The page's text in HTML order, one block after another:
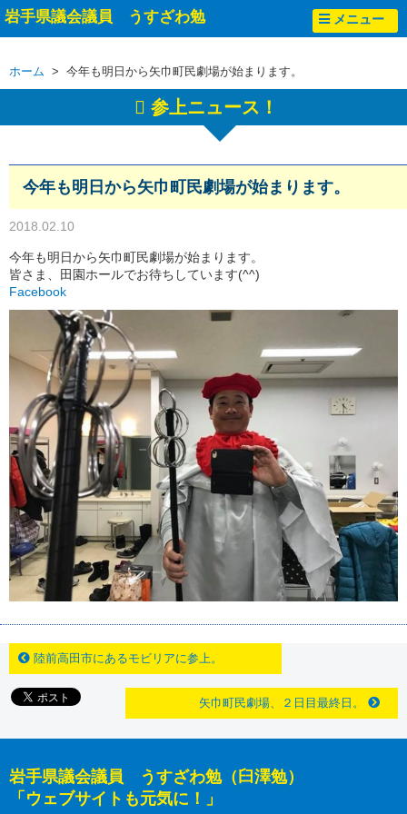
岩手県議会議員 うすざわ勉 メニュー
ホーム > 今年も明日から矢巾町民劇場が始まります。
参上ニュース！
今年も明日から矢巾町民劇場が始まります。
2018.02.10
今年も明日から矢巾町民劇場が始まります。
皆さま、田園ホールでお待ちしています(^^)
Facebook
陸前高田市にあるモビリアに参上。
矢巾町民劇場、２日目最終日。
岩手県議会議員 うすざわ勉（臼澤勉）
「ウェブサイトも元気に！」